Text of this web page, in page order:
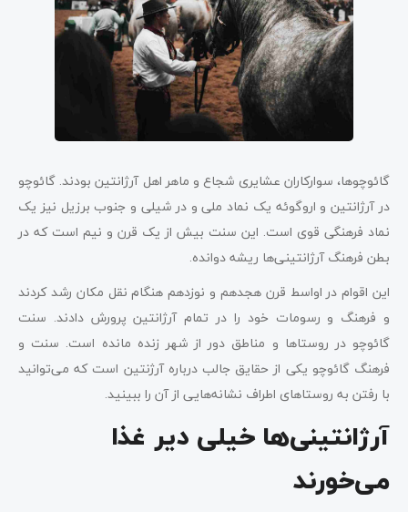
گائوچو‌ها، سوارکاران عشایری شجاع و ماهر اهل آرژانتین بودند. گائوچو
در آرژانتین و اروگوئه یک نماد ملی و در شیلی و جنوب برزیل نیز یک
نماد فرهنگی قوی است. این سنت بیش از یک قرن و نیم است که در
بطن فرهنگ آرژانتینی‌ها ریشه دوانده.
این اقوام در اواسط قرن هجدهم و نوزدهم هنگام نقل ‌مکان رشد کردند
و فرهنگ و رسومات خود را در تمام آرژانتین پرورش دادند. سنت
گائوچو در روستا‌ها و مناطق دور از شهر زنده مانده است. سنت و
فرهنگ گائوچو یکی از حقایق جالب درباره آرژنتین است که می‌توانید
با رفتن به روستا‌های اطراف نشانه‌هایی از آن را ببینید.
آرژانتینی‌ها خیلی دیر غذا
می‌خورند